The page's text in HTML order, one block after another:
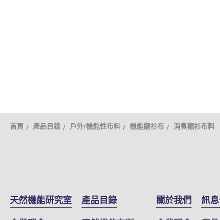
首頁 產品目錄 戶外/機能性布料 機能襯衫布 消臭襯衫布料
天然機能研究室
產品目錄
關於我們
訊